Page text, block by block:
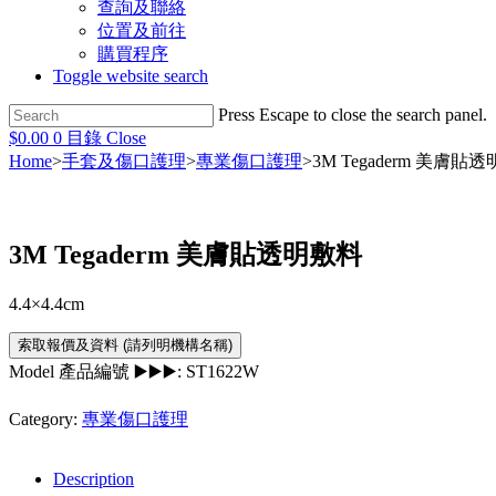
查詢及聯絡
位置及前往
購買程序
Toggle website search
Press Escape to close the search panel.
$0.00 0 目錄 Close
Home>手套及傷口護理>專業傷口護理>3M Tegaderm 美膚貼透
3M Tegaderm 美膚貼透明敷料
4.4×4.4cm
Model 產品編號 ▶️▶️▶️: ST1622W
Category: 專業傷口護理
Description